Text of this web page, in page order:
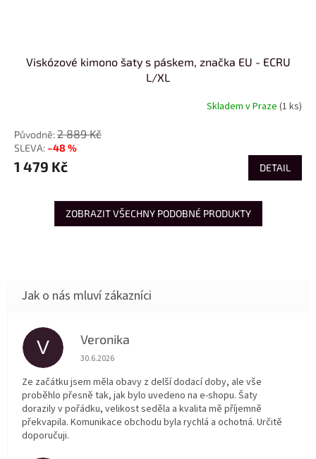
Viskózové kimono šaty s páskem, značka EU - ECRU
L/XL
Skladem v Praze (1 ks)
2 889 Kč
–48 %
1 479 Kč DETAIL
ZOBRAZIT VŠECHNY PODOBNÉ PRODUKTY
V Veronika
Hodnocení obchodu je 5 z 5 hvězdiček.
30.6.2026
Ze začátku jsem měla obavy z delší dodací doby, ale vše
proběhlo přesně tak, jak bylo uvedeno na e-shopu. Šaty
dorazily v pořádku, velikost seděla a kvalita mě příjemně
překvapila. Komunikace obchodu byla rychlá a ochotná. Určitě
doporučuji.